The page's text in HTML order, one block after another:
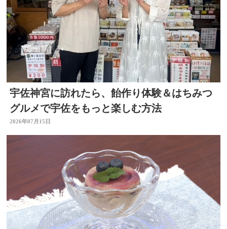
宇佐神宮に訪れたら、飴作り体験＆はちみつ
グルメで宇佐をもっと楽しむ方法
2026年07月15日